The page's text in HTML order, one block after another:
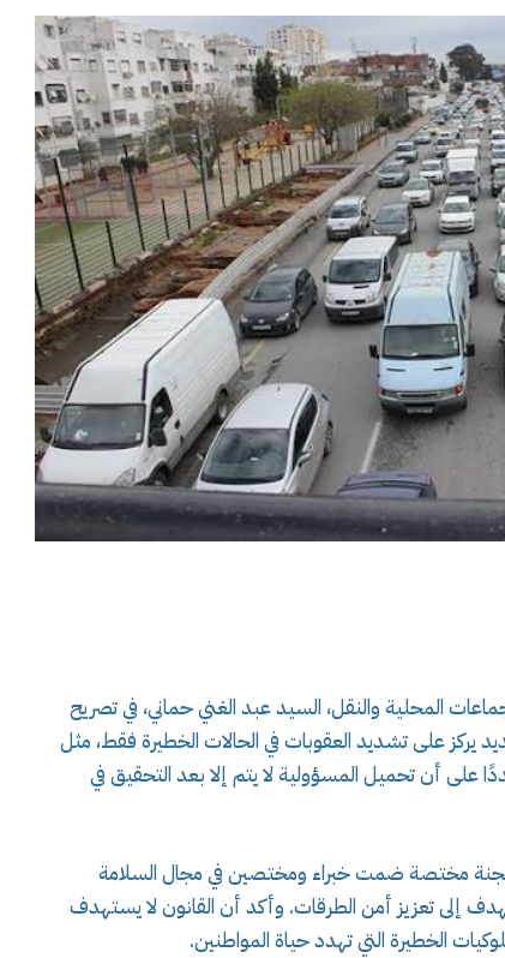
المحلية والنقل، السيد عبد الغني حماني، في تصريح
يركز على تشديد العقوبات في الحالات الخطيرة فقط، مثل
على أن تحميل المسؤولية لا يتم إلا بعد التحقيق في
مختصة ضمت خبراء ومختصين في مجال السلامة
إلى تعزيز أمن الطرقات. وأكد أن القانون لا يستهدف
الخطيرة التي تهدد حياة المواطنين.